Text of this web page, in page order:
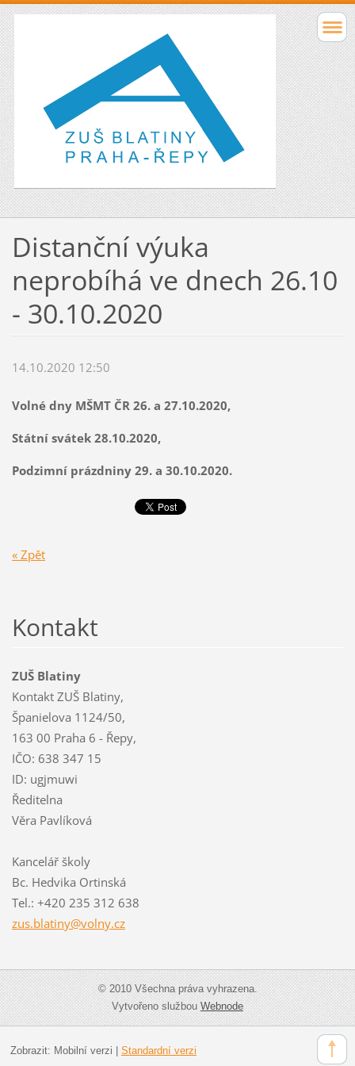
Distanční výuka
neprobíhá ve dnech 26.10
- 30.10.2020
14.10.2020 12:50
Volné dny MŠMT ČR 26. a 27.10.2020,
Státní svátek 28.10.2020,
Podzimní prázdniny 29. a 30.10.2020.
« Zpět
Kontakt
ZUŠ Blatiny
Kontakt ZUŠ Blatiny,
Španielova 1124/50,
163 00 Praha 6 - Řepy,
IČO: 638 347 15
ID: ugjmuwi
Ředitelna
Věra Pavlíková
Kancelář školy
Bc. Hedvika Ortinská
Tel.: +420 235 312 638
zus.blatiny@volny.cz
© 2010 Všechna práva vyhrazena.
Vytvořeno službouWebnode
Zobrazit: Mobilní verzi Standardní verzi